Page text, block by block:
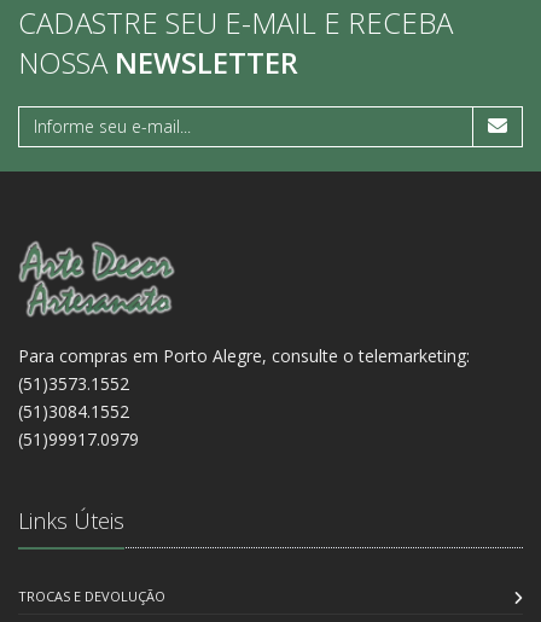
CADASTRE SEU E-MAIL E RECEBA
NOSSA NEWSLETTER
Para compras em Porto Alegre, consulte o telemarketing:
(51)3573.1552
(51)3084.1552
(51)99917.0979
Links Úteis
TROCAS E DEVOLUÇÃO